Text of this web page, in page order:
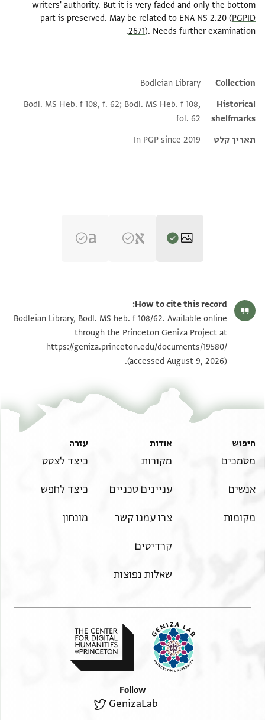
writers' authority. But it is very faded and only the bottom
part is preserved. May be related to ENA NS 2.20 (PGPID
2671). Needs further examination.
Additional metadata
Collection
Bodleian Library
Historical
shelfmarks
Bodl. MS Heb. f 108, f. 62; Bodl. MS Heb. f 108,
fol. 62
תאריך קלט
In PGP since 2019
Bodl. MS heb. f 108/62 62 verso הגדל וסובב
תנאי היתר שימוש בתצלום
How to cite this record:
Bodleian Library, Bodl. MS heb. f 108/62. Available online
through the Princeton Geniza Project at
https://geniza.princeton.edu/documents/19580/
(accessed August 9, 2026).
חיפוש
מסמכים
אנשים
מקומות
אודות
מקורות
עניינים טכניים
צרו עמנו קשר
קרדיטים
שאלות נפוצות
עזרה
כיצד לצטט
כיצד לחפש
מונחון
Follow
GenizaLab